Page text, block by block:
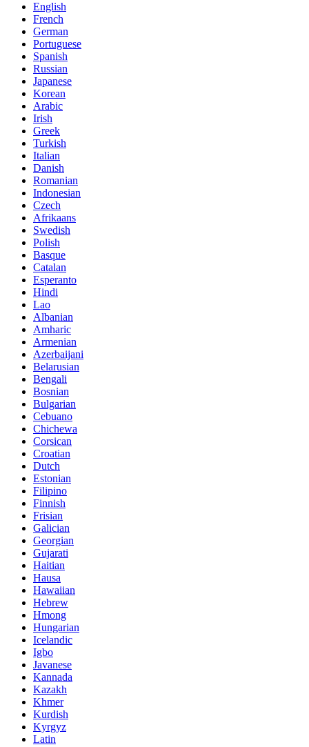
English
French
German
Portuguese
Spanish
Russian
Japanese
Korean
Arabic
Irish
Greek
Turkish
Italian
Danish
Romanian
Indonesian
Czech
Afrikaans
Swedish
Polish
Basque
Catalan
Esperanto
Hindi
Lao
Albanian
Amharic
Armenian
Azerbaijani
Belarusian
Bengali
Bosnian
Bulgarian
Cebuano
Chichewa
Corsican
Croatian
Dutch
Estonian
Filipino
Finnish
Frisian
Galician
Georgian
Gujarati
Haitian
Hausa
Hawaiian
Hebrew
Hmong
Hungarian
Icelandic
Igbo
Javanese
Kannada
Kazakh
Khmer
Kurdish
Kyrgyz
Latin